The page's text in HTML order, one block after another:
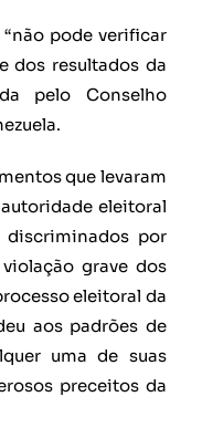
pode verificar
dos resultados da
pelo Conselho
que levaram
eleitoral
discriminados por
grave dos
eleitoral da
aos padrões de
uma de suas
preceitos da